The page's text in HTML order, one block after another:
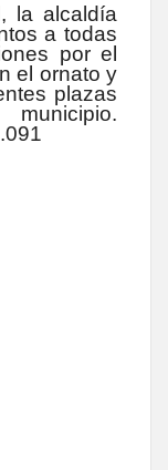
la alcaldía
a todas
por el
el ornato y
plazas